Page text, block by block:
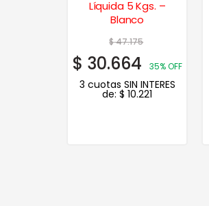
Impermeabilizante
Frentes y Muros 1 Lt.
$22.546
$ 14.655 35% OFF
3 cuotas SIN INTERES
de: $4.885